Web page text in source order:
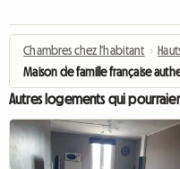
Chambres chez l'habitant ›
Maison de famille française
Autres logements qui